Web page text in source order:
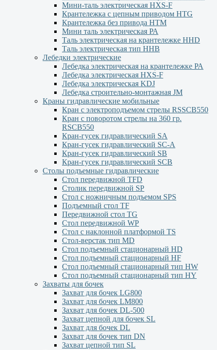
Мини-таль электрическая HXS-F
Крантележка с цепным приводом HTG
Крантележка без привода HTM
Мини таль электрическая РА
Таль электрическая на крантележке HHD
Таль электрическая тип HHB
Лебедки электрические
Лебедка электрическая на крантележке РА
Лебедка электрическая HXS-F
Лебедка электрическая KDJ
Лебедка строительно-монтажная JM
Краны гидравлические мобильные
Кран с электроподъемом стрелы RSSCB550
Кран с поворотом стрелы на 360 гр.
RSCB550
Кран-гусек гидравлический SA
Кран-гусек гидравлический SC-A
Кран-гусек гидравлический SB
Кран-гусек гидравлический SCB
Столы подъемные гидравлические
Стол передвижной TFD
Столик передвижной SP
Стол с ножничным подъемом SPS
Подъемный стол TF
Передвижной стол TG
Стол передвижной WP
Стол с наклонной платформой TS
Стол-верстак тип MD
Стол подъемный стационарный HD
Стол подъемный стационарный HF
Стол подъемный стационарный тип HW
Стол подъемный стационарный тип HY
Захваты для бочек
Захват для бочек LG800
Захват для бочек LM800
Захват для бочек DL-500
Захват цепной для бочек SL
Захват для бочек DL
Захват для бочек тип DN
Захват цепной тип SL